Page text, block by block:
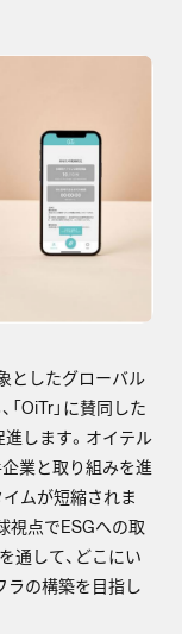
としたグローバル
「OiTr」に賛同した
進します。オイテル
業と取り組みを進
ムが短縮されま
視点でESGへの取
通して、どこにい
ラの構築を目指し